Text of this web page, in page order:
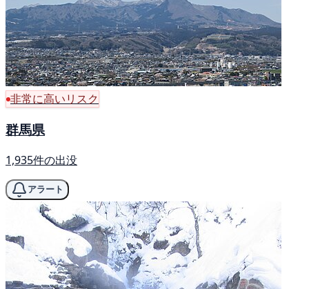
非常に高いリスク
群馬県
1,935件の出没
アラート